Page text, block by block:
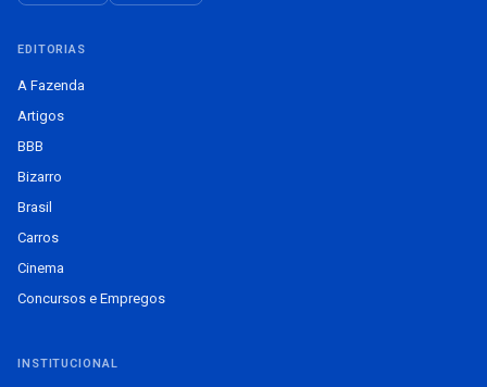
EDITORIAS
A Fazenda
Artigos
BBB
Bizarro
Brasil
Carros
Cinema
Concursos e Empregos
INSTITUCIONAL